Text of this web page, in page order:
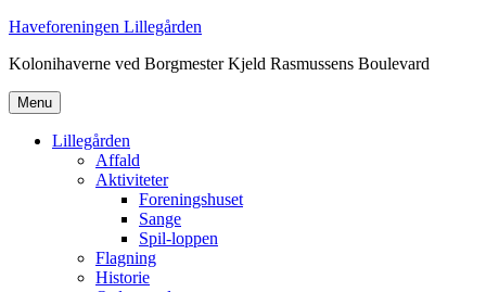
Videre
indhold
Haveforeningen Lillegården
Kolonihaverne ved Borgmester Kjeld Rasmussens Boulevard
Menu
Lillegården
Affald
Aktiviteter
Foreningshuset
Sange
Spil-loppen
Flagning
Historie